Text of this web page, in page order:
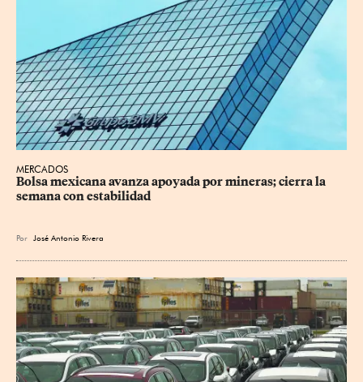
MERCADOS
Bolsa mexicana avanza apoyada por mineras; cierra la
semana con estabilidad
Por José Antonio Rivera